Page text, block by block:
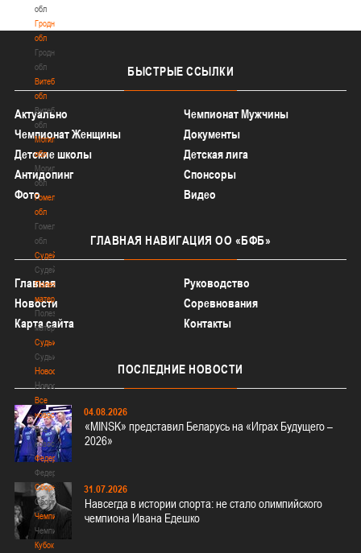
обл
Гродненская
обл
Гродненская
обл
Витебская
обл
Витебская
обл
Могилевская
обл
Могилевская
обл
Гомельская
обл
Гомельская
обл
Судейство
Судейство
Полезные
материалы
Полезные
материалы
Судьи
Судьи
Новости
Новости
Все
новости
Все
новости
Федерация
Федерация
Сборные
Сборные
Чемпионат
Чемпионат
Кубок
БЫСТРЫЕ ССЫЛКИ
Актуально
Чемпионат Мужчины
Чемпионат Женщины
Документы
Детские школы
Детская лига
Антидопинг
Спонсоры
Фото
Видео
ГЛАВНАЯ НАВИГАЦИЯ ОО «БФБ»
Главная
Руководство
Новости
Соревнования
Карта сайта
Контакты
ПОСЛЕДНИЕ НОВОСТИ
04.08.2026
«MINSK» представил Беларусь на «Играх Будущего –
2026»
31.07.2026
Навсегда в истории спорта: не стало олимпийского
чемпиона Ивана Едешко